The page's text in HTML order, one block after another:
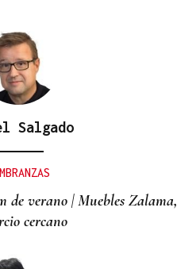
Salgado
de verano | Muebles Zalama,
cercano